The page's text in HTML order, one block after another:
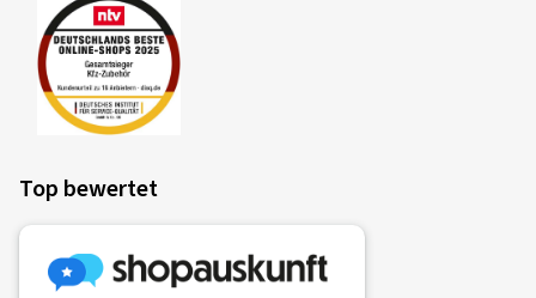
Top bewertet